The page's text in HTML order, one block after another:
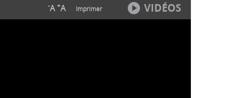
-A +A Imprimer VIDÉOS